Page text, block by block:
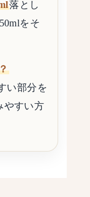
落とし
をそ
い部分を
やすい方